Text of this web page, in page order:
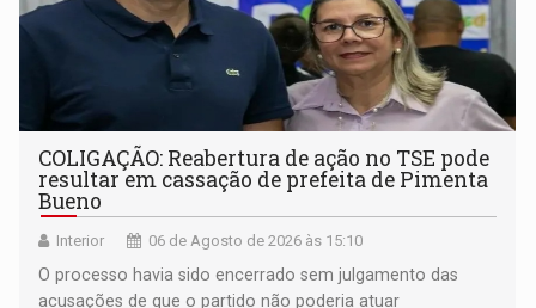
COLIGAÇÃO: Reabertura de ação no TSE pode
resultar em cassação de prefeita de Pimenta
Bueno
Interior 06 de Agosto de 2026 às 15:10
O processo havia sido encerrado sem julgamento das
acusações de que o partido não poderia atuar